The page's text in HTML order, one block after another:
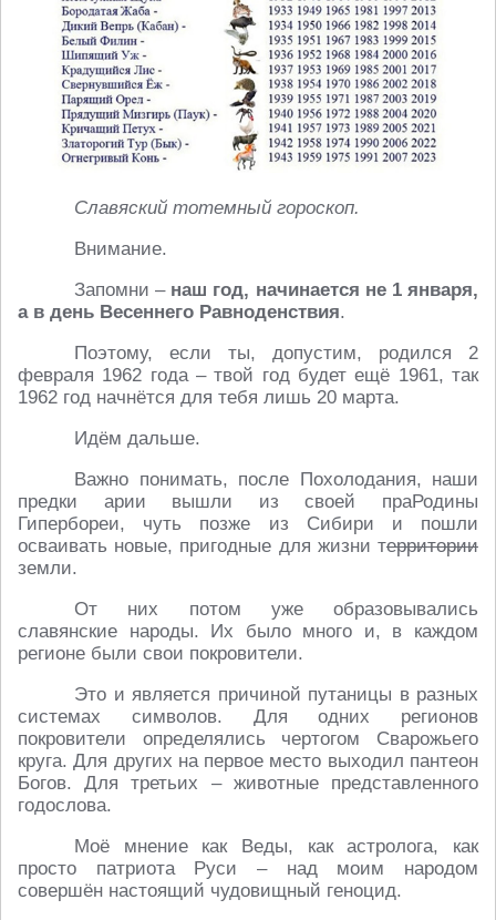
Славяский тотемный гороскоп.
Внимание.
Запомни – наш год, начинается не 1 января,
а в день Весеннего Равноденствия.
Поэтому, если ты, допустим, родился 2
февраля 1962 года – твой год будет ещё 1961, так
1962 год начнётся для тебя лишь 20 марта.
Идём дальше.
Важно понимать, после Похолодания, наши
предки арии вышли из своей праРодины
Гипербореи, чуть позже из Сибири и пошли
осваивать новые, пригодные для жизни территории
земли.
От них потом уже образовывались
славянские народы. Их было много и, в каждом
регионе были свои покровители.
Это и является причиной путаницы в разных
системах символов. Для одних регионов
покровители определялись чертогом Сварожьего
круга. Для других на первое место выходил пантеон
Богов. Для третьих – животные представленного
годослова.
Моё мнение как Веды, как астролога, как
просто патриота Руси – над моим народом
совершён настоящий чудовищный геноцид.